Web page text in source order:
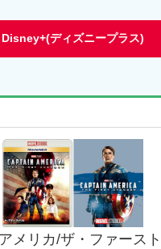
Disney+(ディズニープラス)
メリカ/ザ・ファース